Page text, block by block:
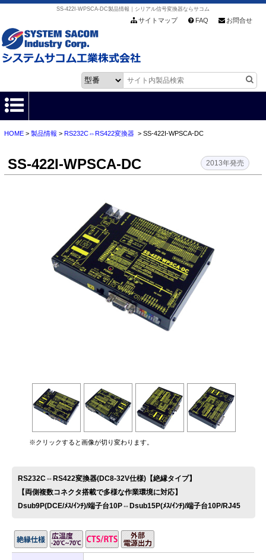
SS-422I-WPSCA-DC製品情報｜シリアル信号変換器ならサコム
サイトマップ FAQ お問合せ
HOME
製品情報
お客様サポート
会社情報
お問い合わせ
HOME> 製品情報 > RS232C⇔RS422変換器> SS-422I-WPSCA-DC
SS-422I-WPSCA-DC 2013年発売
※クリックすると画像が切り変わります。
RS232C⇔RS422変換器(DC8-32V仕様)【絶縁タイプ】
【両側複数コネクタ搭載で多様な作業環境に対応】
Dsub9P(DCE/ﾒｽ/ｲﾝﾁ)/端子台10P⇔Dsub15P(ﾒｽ/ｲﾝﾁ)/端子台10P/RJ45